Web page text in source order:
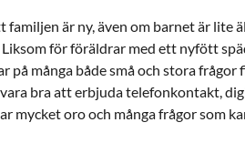
är ny, även om barnet är lite
Liksom för föräldrar med ett nyfött
på många både små och stora frågor
bra att erbjuda telefonkontakt,
mycket oro och många frågor som